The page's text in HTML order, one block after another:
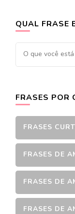
QUAL FRASE
Procurando
algo?
FRASES POR
FRASES
FRASES DE
FRASES DE
FRASES DE